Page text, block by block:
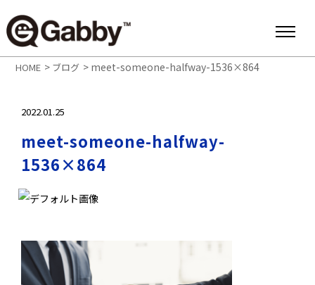
HOME > ブログ > meet-someone-halfway-1536×864
2022.01.25
meet-someone-halfway-
1536×864